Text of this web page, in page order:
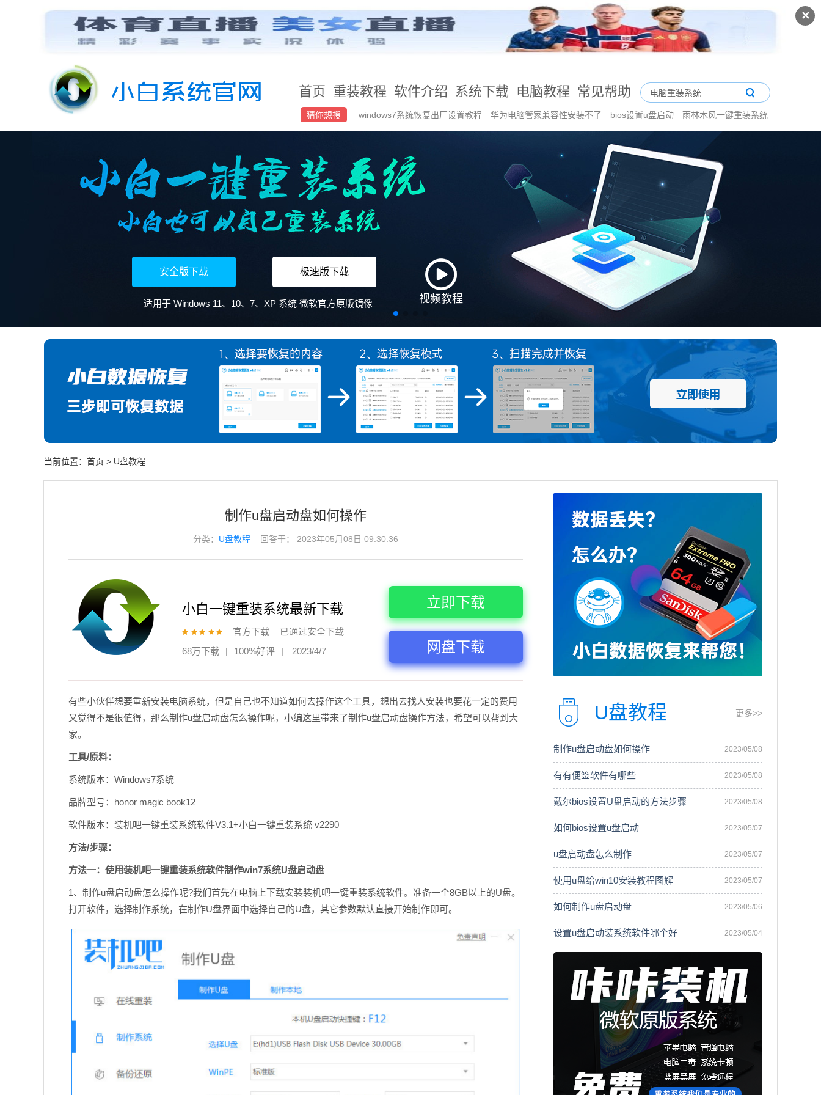
✕
首页 重装教程 软件介绍 系统下载 电脑教程 常见帮助
猜你想搜 windows7系统恢复出厂设置教程 华为电脑管家兼容性安装不了 bios设置u盘启动
雨林木风一键重装系统
安全版下载 极速版下载
适用于 Windows 11、10、7、XP 系统 微软官方原版镜像 视频教程
当前位置： 首页 > U盘教程
制作u盘启动盘如何操作
分类： U盘教程 回答于： 2023年05月08日 09:30:36
小白一键重装系统最新下载
官方下载
已通过安全下载
68万下载
| 100%好评 | 2023/4/7
立即下载
网盘下载
有些小伙伴想要重新安装电脑系统，但是自己也不知道如何去操作这个工具，想出去找人安装也要花一定的费用
又觉得不是很值得，那么制作u盘启动盘怎么操作呢，小编这里带来了制作u盘启动盘操作方法，希望可以帮到大
家。
工具/原料：
系统版本：Windows7系统
品牌型号：honor magic book12
软件版本：装机吧一键重装系统软件V3.1+小白一键重装系统 v2290
方法/步骤：
方法一：使用装机吧一键重装系统软件制作win7系统U盘启动盘
1、制作u盘启动盘怎么操作呢?我们首先在电脑上下载安装装机吧一键重装系统软件。准备一个8GB以上的U盘。
打开软件，选择制作系统，在制作U盘界面中选择自己的U盘，其它参数默认直接开始制作即可。
U盘教程 更多>>
制作u盘启动盘如何操作 2023/05/08
有有便签软件有哪些 2023/05/08
戴尔bios设置U盘启动的方法步骤 2023/05/08
如何bios设置u盘启动 2023/05/07
u盘启动盘怎么制作 2023/05/07
使用u盘给win10安装教程图解 2023/05/07
如何制作u盘启动盘 2023/05/06
设置u盘启动装系统软件哪个好 2023/05/04